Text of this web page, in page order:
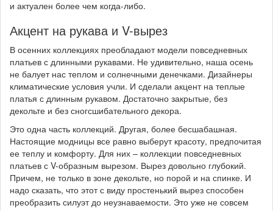
и актуален более чем когда-либо.
Акцент на рукава и V-вырез
В осенних коллекциях преобладают модели повседневных
платьев с длинными рукавами. Не удивительно, наша осень
не балует нас теплом и солнечными денечками. Дизайнеры
климатические условия учли. И сделали акцент на теплые
платья с длинным рукавом. Достаточно закрытые, без
декольте и без сногсшибательного декора.
Это одна часть коллекций. Другая, более бесшабашная.
Настоящие модницы все равно выберут красоту, предпочитая
ее теплу и комфорту. Для них – коллекции повседневных
платьев с V-образным вырезом. Вырез довольно глубокий.
Причем, не только в зоне декольте, но порой и на спинке. И
надо сказать, что этот с виду простенький вырез способен
преобразить силуэт до неузнаваемости. Это уже не совсем